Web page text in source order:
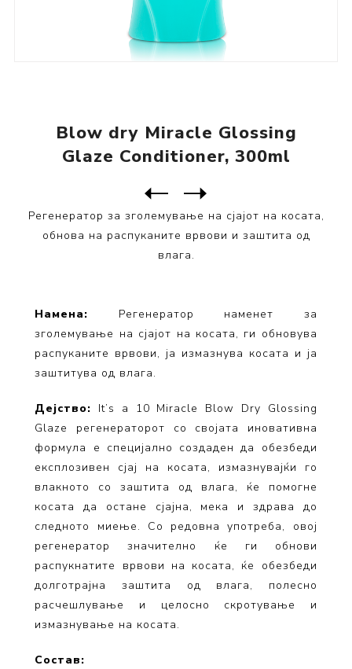
Blow dry Miracle Glossing
Glaze Conditioner, 300ml
Регенератор за зголемување на сјајот на косата,
обнова на распуканите врвови и заштита од
влага.
Намена: Регенератор наменет за
зголемување на сјајот на косата, ги обновува
распуканите врвови, ја измазнува косата и ја
заштитува од влага.
Дејство: It’s a 10 Miracle Blow Dry Glossing
Glaze регенераторот со својата иновативна
формула е специјално создаден да обезбеди
експлозивен сјај на косата, измазнувајќи го
влакното со заштита од влага, ќе помогне
косата да остане сјајна, мека и здрава до
следното миење. Со редовна употреба, овој
регенератор значително ќе ги обнови
распукнатите врвови на косата, ќе обезбеди
долготрајна заштита од влага, полесно
расчешлување и целосно скротување и
измазнување на косата.
Состав: